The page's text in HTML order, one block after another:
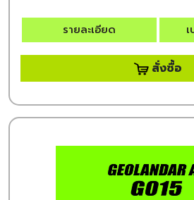
รายละเอียด
สั่งซื้อ